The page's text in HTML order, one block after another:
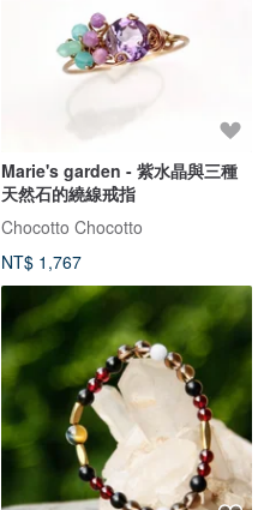
Marie's garden - 紫水晶與三種
天然石的繞線戒指
Chocotto Chocotto
NT$ 1,767